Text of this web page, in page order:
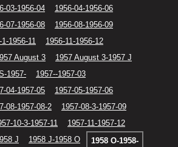
03-1956-04
1956-04-1956-06
07-1956-08
1956-08-1956-09
1-1956-11
1956-11-1956-12
August 3
1957 August 3-1957 J
1957-
1957--1957-03
04-1957-05
1957-05-1957-06
08-1957-08-2
1957-08-3-1957-09
10-3-1957-11
1957-11-1957-12
J 1958 J-1958 O
1958 O-1958-